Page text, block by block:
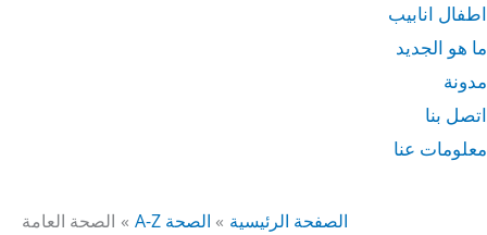
اطفال انابيب
ما هو الجديد
مدونة
اتصل بنا
معلومات عنا
الصفحة الرئيسية الصحة A-Z الصحة العامة